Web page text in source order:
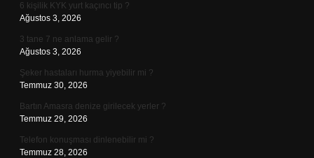
6 kişilik KYK yurt kaçıncı tip ?
Ağustos 3, 2026
3 tane 7 ne anlama gelir ?
Ağustos 3, 2026
Şeker hastaları hurma yiyebilir mi ?
Temmuz 30, 2026
Bartın Amasra denize girilecek yerler ?
Temmuz 29, 2026
Telefon konuşması dinlenebilir mi ?
Temmuz 28, 2026